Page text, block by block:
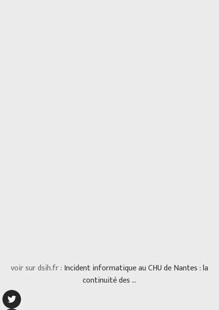
voir sur dsih.fr : Incident informatique au CHU de Nantes : la
continuité des …